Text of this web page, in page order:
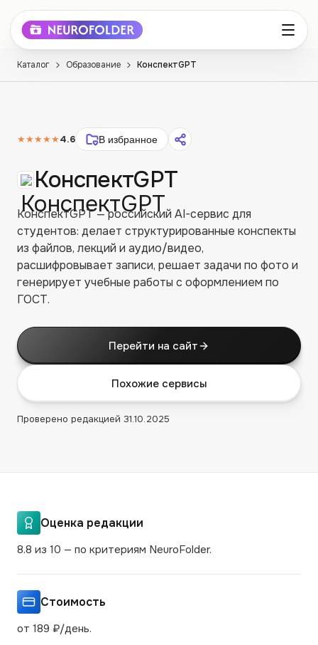
Каталог Образование КонспектGPT
★★★★★4.6 В избранное
КонспектGPT
КонспектGPT — российский AI-сервис для
студентов: делает структурированные конспекты
из файлов, лекций и аудио/видео,
расшифровывает записи, решает задачи по фото и
генерирует учебные работы с оформлением по
ГОСТ.
Перейти на сайт
Похожие сервисы
Проверено редакцией 31.10.2025
Оценка редакции
8.8 из 10 — по критериям NeuroFolder.
Стоимость
от 189 ₽/день.